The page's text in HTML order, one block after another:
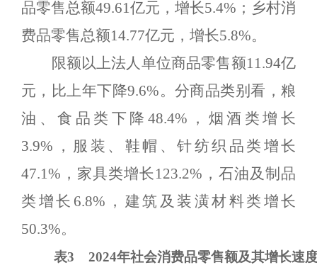
品零售总额49.61亿元， 增长5.4% ；乡村消
费品零售总额14.77亿元， 增长5.8%。
限额以上法人单位商品零售额11.94亿
元，比上年下降9.6%。分商品类别看，粮
油、食品类 下降 48.4% ， 烟酒类增长
3.9% ， 服装、鞋帽、针纺织品类 增长
47.1% ，家具类增长 123.2% ，石油及制品
类 增长 6.8% ， 建筑及装潢材料类 增长
50.3%。
表3 2024年社会消费品零售额及其增长速